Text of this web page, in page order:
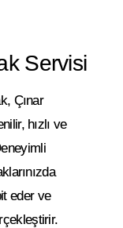
Servisi
Çınar
hızlı ve
eder ve